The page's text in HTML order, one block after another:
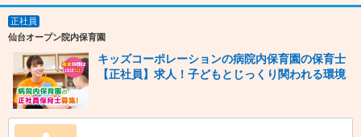
正社員
仙台オープン院内保育園
キッズコーポレーションの病院内保育園の保育士
【正社員】求人！子どもとじっくり関われる環境